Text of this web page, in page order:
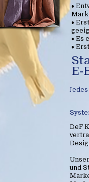
•
•
• Es
•
E-
DeF
und